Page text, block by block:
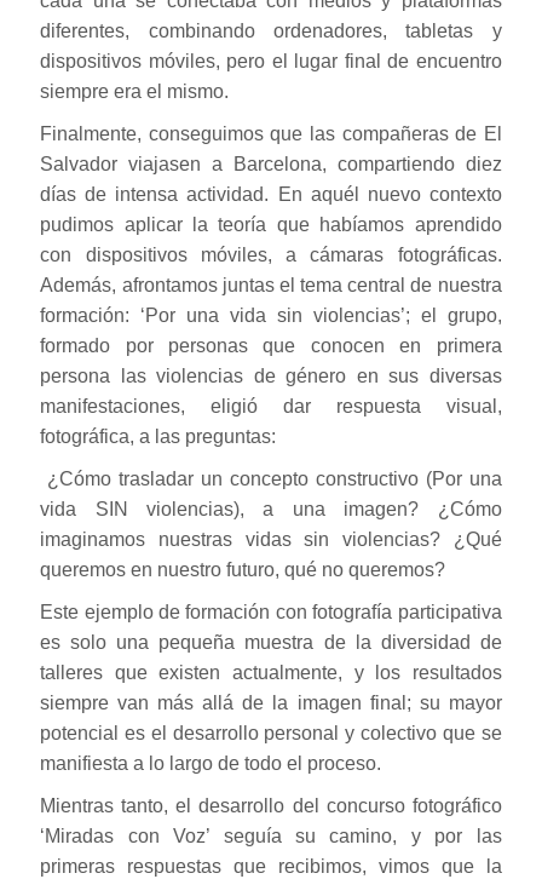
diferentes, combinando ordenadores, tabletas y
dispositivos móviles, pero el lugar final de encuentro
siempre era el mismo.
Finalmente, conseguimos que las compañeras de El
Salvador viajasen a Barcelona, compartiendo diez
días de intensa actividad. En aquél nuevo contexto
pudimos aplicar la teoría que habíamos aprendido
con dispositivos móviles, a cámaras fotográficas.
Además, afrontamos juntas el tema central de nuestra
formación: ‘Por una vida sin violencias’; el grupo,
formado por personas que conocen en primera
persona las violencias de género en sus diversas
manifestaciones, eligió dar respuesta visual,
fotográfica, a las preguntas:
¿Cómo trasladar un concepto constructivo (Por una
vida SIN violencias), a una imagen? ¿Cómo
imaginamos nuestras vidas sin violencias? ¿Qué
queremos en nuestro futuro, qué no queremos?
Este ejemplo de formación con fotografía participativa
es solo una pequeña muestra de la diversidad de
talleres que existen actualmente, y los resultados
siempre van más allá de la imagen final; su mayor
potencial es el desarrollo personal y colectivo que se
manifiesta a lo largo de todo el proceso.
Mientras tanto, el desarrollo del concurso fotográfico
‘Miradas con Voz’ seguía su camino, y por las
primeras respuestas que recibimos, vimos que la